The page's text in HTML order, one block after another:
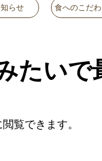
らせ 食へのこだわ
たいで
覧できます。